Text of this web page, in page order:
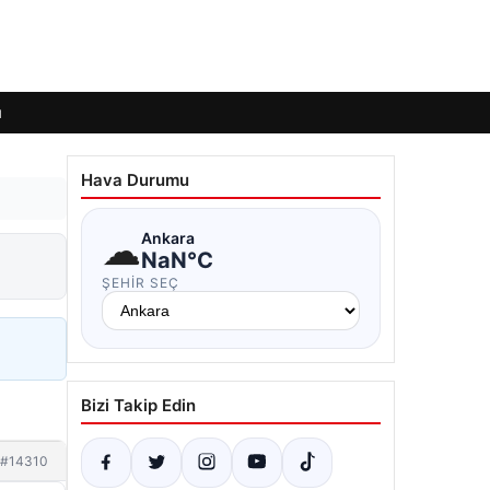
#14310
Hava Durumu
☁Ankara
NaN°C
ŞEHIR SEÇ
Bizi Takip Edin